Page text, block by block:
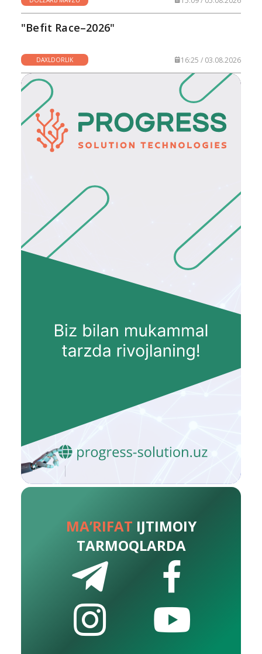
"Befit Race–2026"
DAXLDORLIK 16:25 / 03.08.2026
MA’RIFAT IJTIMOIY
TARMOQLARDA